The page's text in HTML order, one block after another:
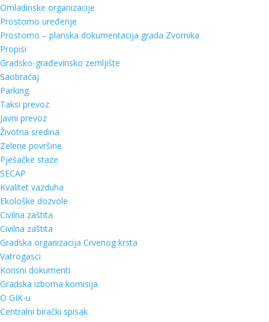
Omladinske organizacije
Prostorno uređenje
Prostorno – planska dokumentacija grada Zvornika
Propisi
Gradsko-građevinsko zemljište
Saobraćaj
Parking
Taksi prevoz
Javni prevoz
Životna sredina
Zelene površine
Pješačke staze
SECAP
Kvalitet vazduha
Ekološke dozvole
Civilna zaštita
Civilna zaštita
Gradska organizacija Crvenog krsta
Vatrogasci
Korisni dokumenti
Gradska izborna komisija
O GIK-u
Centralni birački spisak